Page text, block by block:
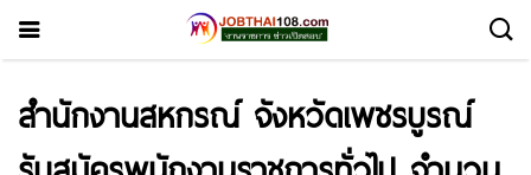
สำนักงานสหกรณ์ จังหวัดเพชรบูรณ์